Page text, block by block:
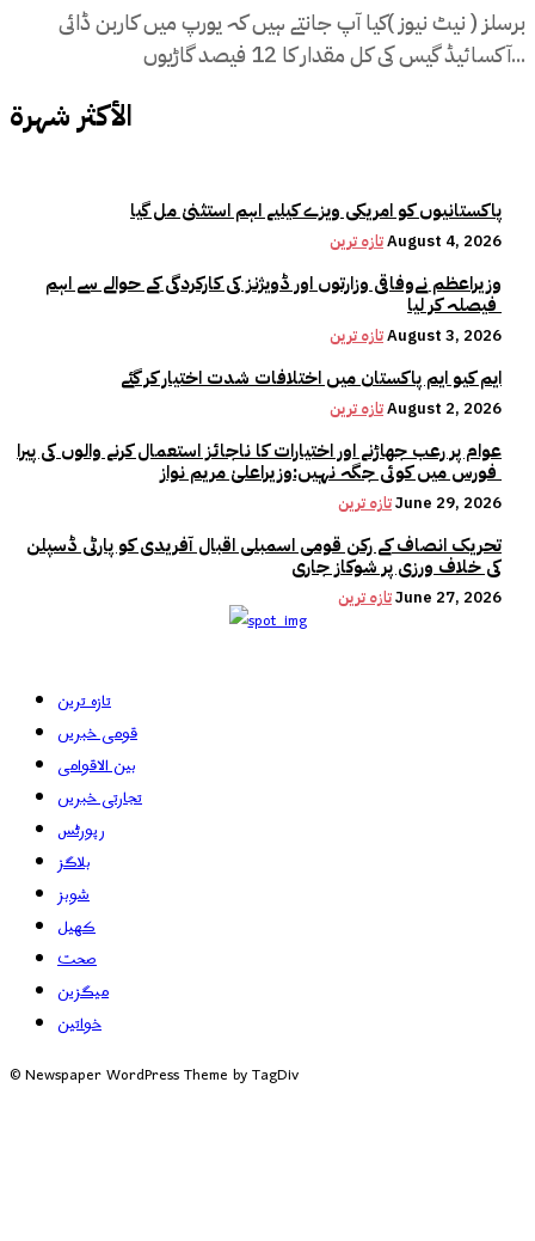
برسلز ( نیٹ نیوز )کیا آپ جانتے ہیں کہ یورپ میں کاربن ڈائی
آکسائیڈ گیس کی کل مقدار کا 12 فیصد گاڑیوں...
الأكثر شهرة
پاکستانیوں کو امریکی ویزے کیلیے اہم استثنیٰ مل گیا
تازہ ترینAugust 4, 2026
وزیراعظم نےوفاقی وزارتوں اور ڈویژنز کی کارکردگی کے حوالے سے اہم
تازہ ترینAugust 3, 2026
ایم کیو ایم پاکستان میں اختلافات شدت اختیار کر گئے
تازہ ترینAugust 2, 2026
عوام پر رعب جھاڑنے اور اختیارات کا ناجائز استعمال کرنے والوں کی پیرا
تازہ ترینJune 29, 2026
تحریک انصاف کے رکن قومی اسمبلی اقبال آفریدی کو پارٹی ڈسپلن
کی خلاف ورزی پر شوکاز جاری
تازہ ترینJune 27, 2026
تازہ ترین
قومی خبریں
بین الاقوامی
تجارتی خبریں
رپورٹس
بلاگز
شوبز
کھیل
صحت
میگزین
خواتین
© Newspaper WordPress Theme by TagDiv